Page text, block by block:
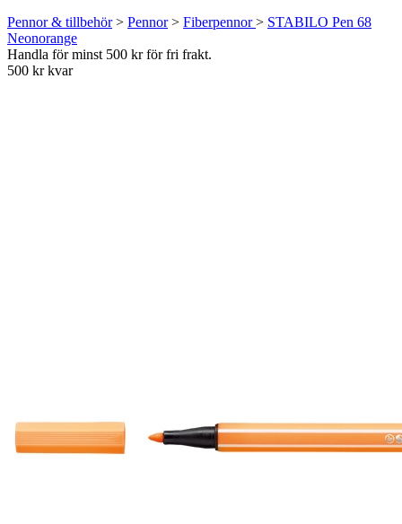
Pennor & tillbehör> Pennor> Fiberpennor> STABILO Pen 68
Neonorange
Handla för minst 500 kr för fri frakt.
500 kr kvar